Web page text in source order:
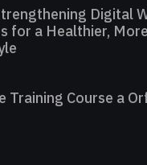
Digital
for a Healthier,
Training Course a